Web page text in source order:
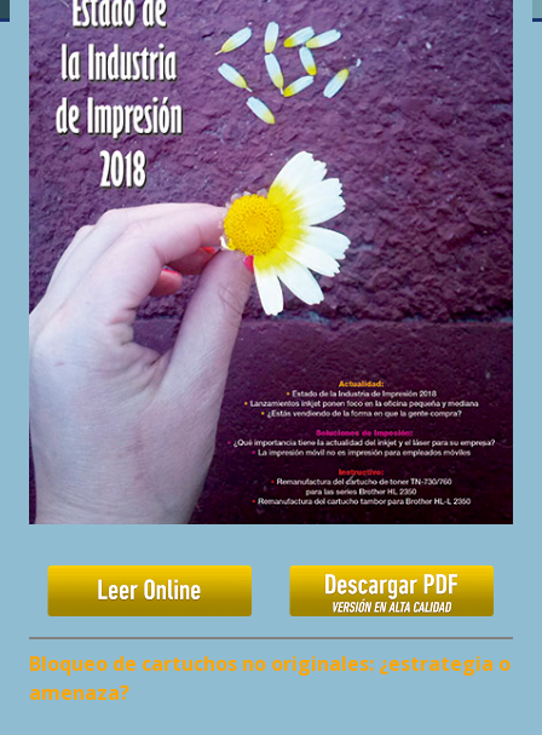
Bloqueo de cartuchos no originales: ¿estrategia o
amenaza?